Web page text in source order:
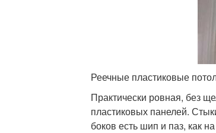
Реечные пластиковые
Практически ровная, без
пластиковых панелей.
боков есть шип и паз, как